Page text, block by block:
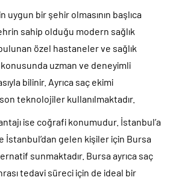
uygun bir şehir olmasının başlıca
sahip olduğu modern sağlık
bulunan özel hastaneler ve sağlık
uzman ve deneyimli
bilinir. Ayrıca saç ekimi
teknolojiler kullanılmaktadır.
ise coğrafi konumudur. İstanbul’a
İstanbul’dan gelen kişiler için Bursa
sunmaktadır. Bursa ayrıca saç
tedavi süreci için de ideal bir